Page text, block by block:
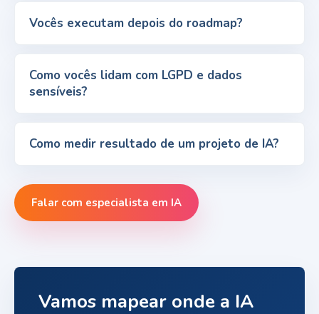
Vocês executam depois do roadmap?
Como vocês lidam com LGPD e dados
sensíveis?
Como medir resultado de um projeto de IA?
Falar com especialista em IA
Vamos mapear onde a IA